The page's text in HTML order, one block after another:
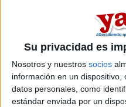
Su privacidad es
Nosotros y nuestros socios
información en un
datos personales, como
estándar enviada por un
Hola me gustaria saber si
profesionales...en algunos
otros que no...quien pueda
esta licenciatura que me
Inicio